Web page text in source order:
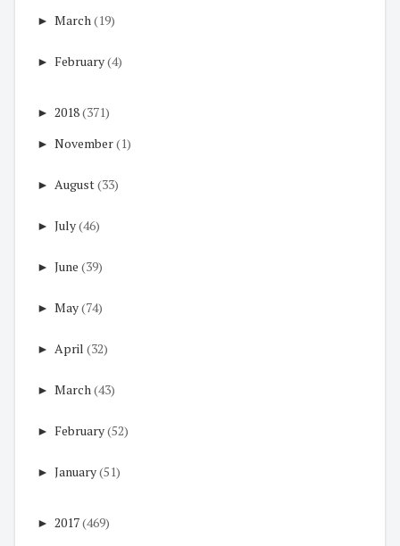
► March(19)
► February(4)
► 2018(371)
► November(1)
► August(33)
► July(46)
► June (39)
► May(74)
► April (32)
► March(43)
► February(52)
► January(51)
► 2017(469)